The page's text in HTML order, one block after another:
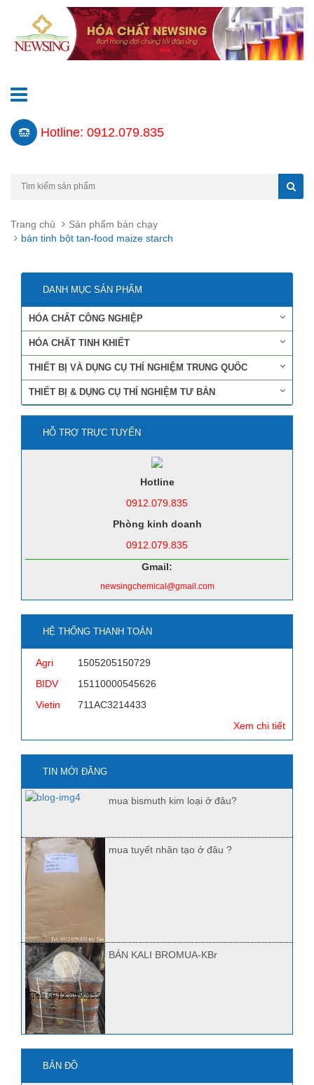
Hotline: 0912.079.835
Trang chủ
Sản phẩm bán chạy
bán tinh bột tan-food maize starch
DANH MỤC SẢN PHẨM
HÓA CHẤT CÔNG NGHIỆP
HÓA CHẤT TINH KHIẾT
THIẾT BỊ VÀ DỤNG CỤ THÍ NGHIỆM TRUNG QUỐC
THIẾT BỊ & DỤNG CỤ THÍ NGHIỆM TƯ BẢN
HỖ TRỢ TRỰC TUYẾN
Hotline
0912.079.835
Phòng kinh doanh
0912.079.835
Gmail:
newsingchemical@gmail.com
HỆ THỐNG THANH TOÁN
Agri
1505205150729
BIDV
15110000545626
Vietin
711AC3214433
Xem chi tiết
TIN MỚI ĐĂNG
mua bismuth kim loại ở đâu?
mua tuyết nhân tạo ở đâu ?
BÁN KALI BROMUA-KBr
BẢN ĐỒ